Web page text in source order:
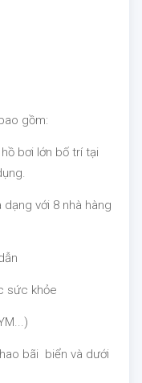
gồm:
bơi lớn bố trí tại
với 8 nhà hàng
sức khỏe
bãi biển và dưới